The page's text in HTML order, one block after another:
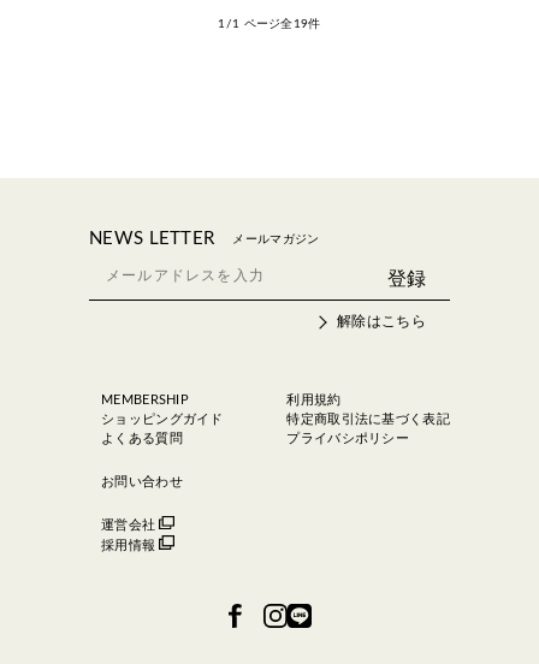
1/1 ページ全19件
NEWS LETTER メールマガジン
解除はこちら
MEMBERSHIP
ショッピングガイド
よくある質問
お問い合わせ
運営会社
採用情報
利用規約
特定商取引法に基づく表記
プライバシポリシー